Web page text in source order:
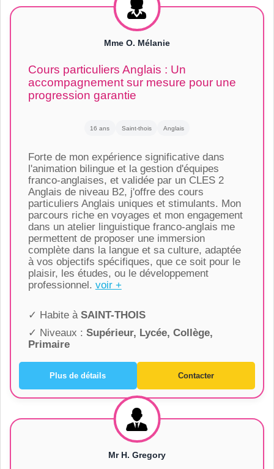
Mme O. Mélanie
Cours particuliers Anglais : Un
accompagnement sur mesure pour une
progression garantie
16 ans Saint-thois Anglais
Forte de mon expérience significative dans
l'animation bilingue et la gestion d'équipes
franco-anglaises, et validée par un CLES 2
Anglais de niveau B2, j'offre des cours
particuliers Anglais uniques et stimulants. Mon
parcours riche en voyages et mon engagement
dans un atelier linguistique franco-anglais me
permettent de proposer une immersion
complète dans la langue et sa culture, adaptée
à vos objectifs spécifiques, que ce soit pour le
plaisir, les études, ou le développement
professionnel. voir +
✓ Habite à SAINT-THOIS
✓ Niveaux : Supérieur, Lycée, Collège,
Primaire
Plus de détails Contacter
Mr H. Gregory